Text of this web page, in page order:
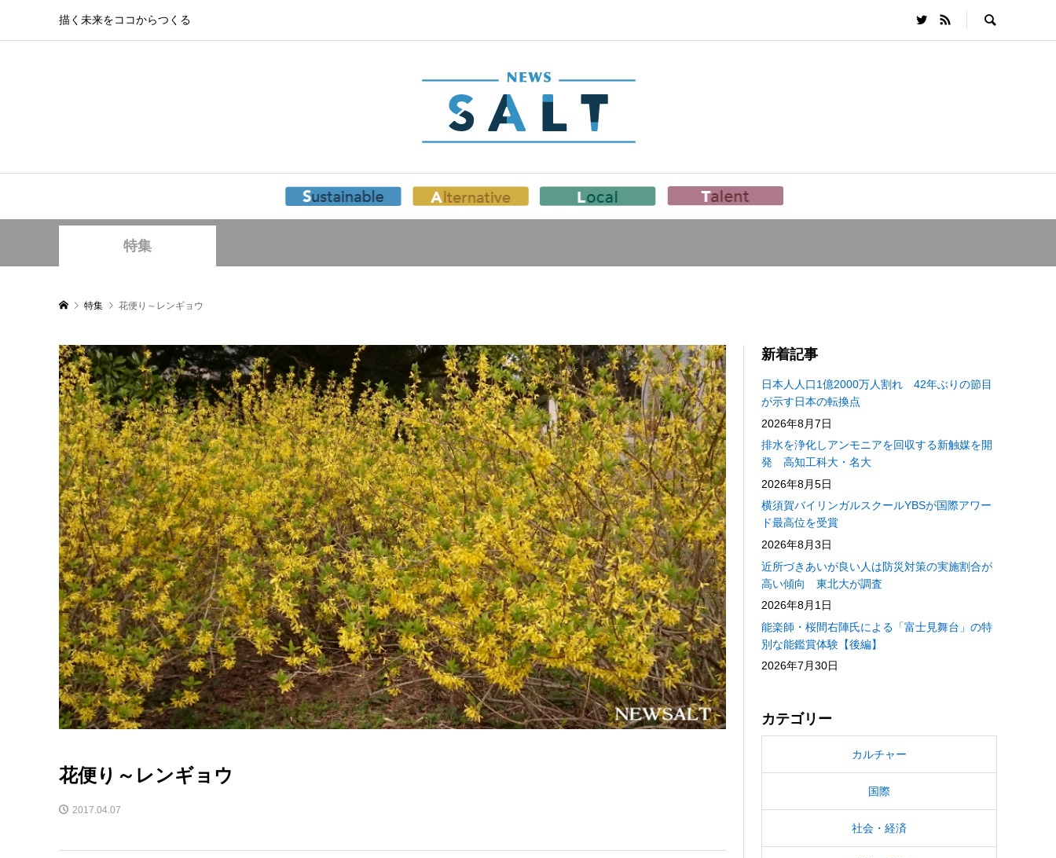
描く未来をココからつくる
特集
特集 花便り～レンギョウ
花便り～レンギョウ
2017.04.07
新着記事
日本人人口1億2000万人割れ 42年ぶりの節目
が示す日本の転換点
2026年8月7日
排水を浄化しアンモニアを回収する新触媒を開
発 高知工科大・名大
2026年8月5日
横須賀バイリンガルスクールYBSが国際アワー
ド最高位を受賞
2026年8月3日
近所づきあいが良い人は防災対策の実施割合が
高い傾向 東北大が調査
2026年8月1日
能楽師・桜間右陣氏による「富士見舞台」の特
別な能鑑賞体験【後編】
2026年7月30日
カテゴリー
カルチャー
国際
社会・経済